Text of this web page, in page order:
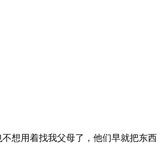
想用着找我父母了，他们早就把东西